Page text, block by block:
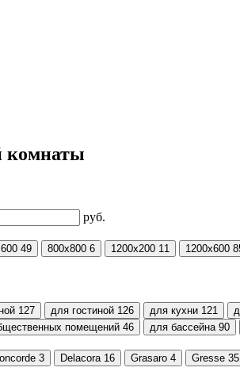
комнаты
руб.
49 800х800 6 1200х200 11 1200х600
127 для гостиной 126 для кухни 121
помещений 46 для бассейна 90
3 Delacora 16 Grasaro 4 Gresse 35